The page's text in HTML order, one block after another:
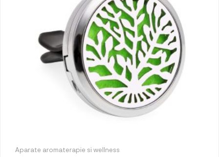
Aparate aromaterapie si wellness